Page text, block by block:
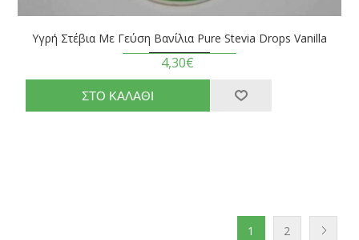
Υγρή Στέβια Με Γεύση Βανίλια Pure Stevia Drops Vanilla
4,30€
1 2